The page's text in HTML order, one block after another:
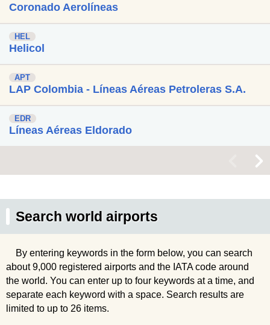
Coronado Aerolíneas
HEL
Helicol
APT
LAP Colombia - Líneas Aéreas Petroleras S.A.
EDR
Líneas Aéreas Eldorado
Search world airports
By entering keywords in the form below, you can search
about 9,000 registered airports and the IATA code around
the world. You can enter up to four keywords at a time, and
separate each keyword with a space. Search results are
limited to up to 26 items.